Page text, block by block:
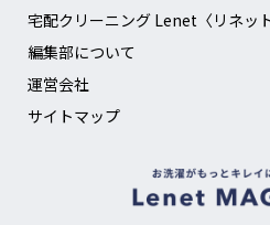
宅配クリーニング Lenet〈リネット
編集部について
運営会社
サイトマップ